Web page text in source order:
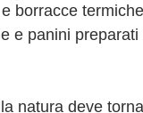
borracce
e panini
natura deve